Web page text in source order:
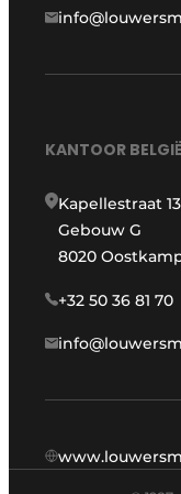
KANTOOR BELGIË
Kapellestraat
Gebouw G
8020
+32 50 36 81 70